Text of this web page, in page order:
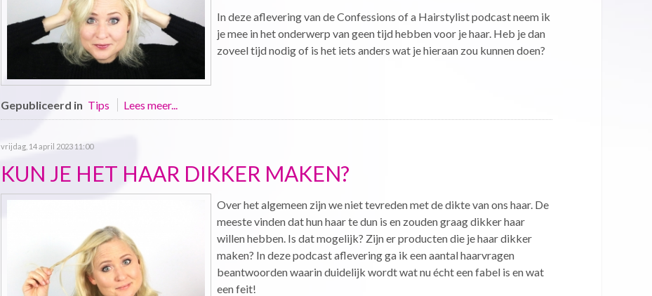
In deze aflevering van de Confessions of a Hairstylist podcast neem ik
je mee in het onderwerp van geen tijd hebben voor je haar. Heb je dan
zoveel tijd nodig of is het iets anders wat je hieraan zou kunnen doen?
Gepubliceerd in Tips Lees meer...
vrijdag, 14 april 2023 11:00
KUN JE HET HAAR DIKKER MAKEN?
Over het algemeen zijn we niet tevreden met de dikte van ons haar. De
meeste vinden dat hun haar te dun is en zouden graag dikker haar
willen hebben. Is dat mogelijk? Zijn er producten die je haar dikker
maken? In deze podcast aflevering ga ik een aantal haarvragen
beantwoorden waarin duidelijk wordt wat nu écht een fabel is en wat
een feit!